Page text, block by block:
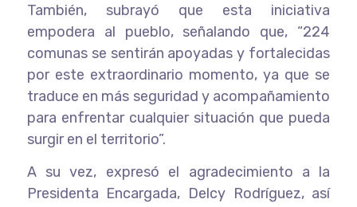
También, subrayó que esta iniciativa
empodera al pueblo, señalando que, “224
comunas se sentirán apoyadas y fortalecidas
por este extraordinario momento, ya que se
traduce en más seguridad y acompañamiento
para enfrentar cualquier situación que pueda
surgir en el territorio”.
A su vez, expresó el agradecimiento a la
Presidenta Encargada, Delcy Rodríguez, así